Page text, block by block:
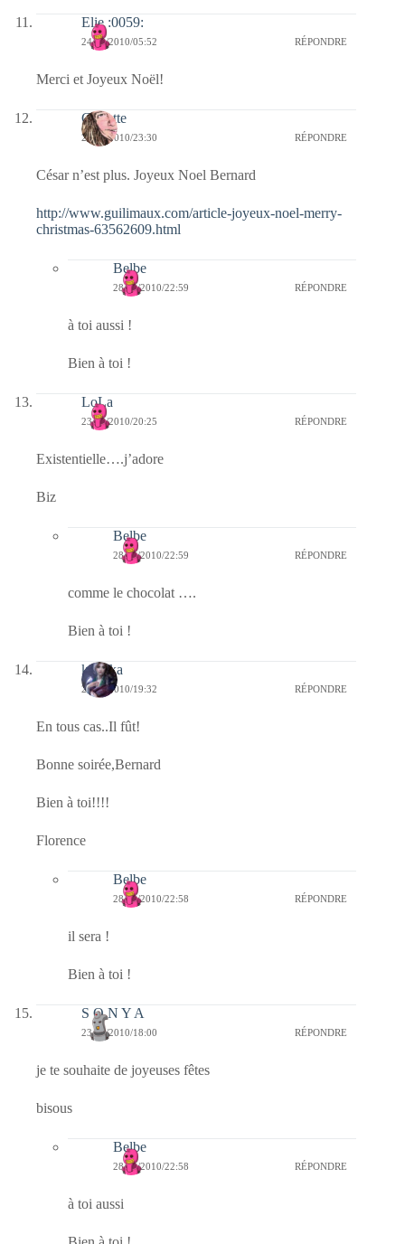
Elie :0059:
24/12/2010/05:52 RÉPONDRE
Merci et Joyeux Noël!
Crikette
23/12/2010/23:30 RÉPONDRE
César n’est plus. Joyeux Noel Bernard
http://www.guilimaux.com/article-joyeux-noel-merry-
christmas-63562609.html
Belbe
28/12/2010/22:59 RÉPONDRE
à toi aussi !
Bien à toi !
LoLa
23/12/2010/20:25 RÉPONDRE
Existentielle….j’adore
Biz
Belbe
28/12/2010/22:59 RÉPONDRE
comme le chocolat ….
Bien à toi !
kalinka
23/12/2010/19:32 RÉPONDRE
En tous cas..Il fût!
Bonne soirée,Bernard
Bien à toi!!!!
Florence
Belbe
28/12/2010/22:58 RÉPONDRE
il sera !
Bien à toi !
S O N Y A
23/12/2010/18:00 RÉPONDRE
je te souhaite de joyeuses fêtes
bisous
Belbe
28/12/2010/22:58 RÉPONDRE
à toi aussi